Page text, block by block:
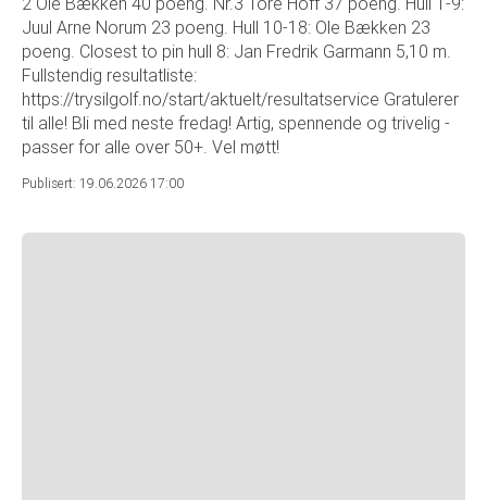
Juul Arne Norum 23 poeng. Hull 10-18: Ole Bækken 23
poeng. Closest to pin hull 8: Jan Fredrik Garmann 5,10 m.
Fullstendig resultatliste:
https://trysilgolf.no/start/aktuelt/resultatservice Gratulerer
til alle! Bli med neste fredag! Artig, spennende og trivelig -
passer for alle over 50+. Vel møtt!
Publisert: 19.06.2026 17:00